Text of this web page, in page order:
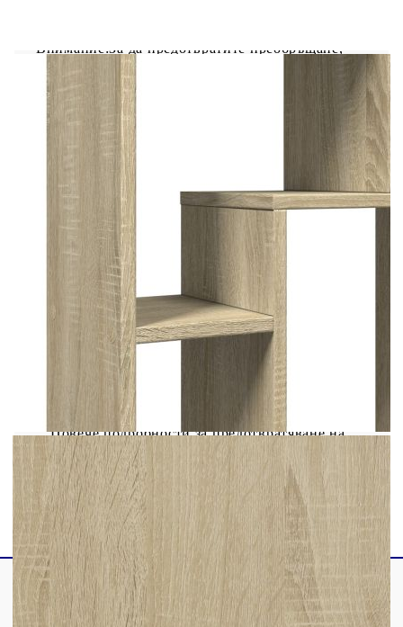
Внимание:За да предотвратите преобръщане,
този продукт трябва да се използва с
предоставеното устройство за закрепване на
стена. Добре е да се знае:Винтовете и дюбелите
за вътрешната стена не са включени. Съветваме
ви да намерите и използвате винтове и дюбели,
подходящи специално за вашите стени. Ако не
сте сигурни, можете да се консултирате с
професионалист. Моля, прочетете и следвайте
всяка стъпка от инструкциите.
Цвят: Дъб сонома
Материал: Инженерно дърво
Габаритни размери: 63 x 20 x 90 см (Ш x Д
Брой отделения: 7
Общ капацитет на натоварване: 60 кг
Необходим е монтаж
Legal Documents:
Повече подробности за предотвратяване на
преобръщането на вашите мебели можете да
намеритетук